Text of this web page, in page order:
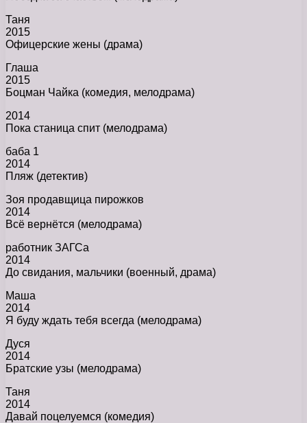
Таня
2015
Офицерские жены (драма)
Глаша
2015
Боцман Чайка (комедия, мелодрама)
2014
Пока станица спит (мелодрама)
баба 1
2014
Пляж (детектив)
Зоя продавщица пирожков
2014
Всё вернётся (мелодрама)
работник ЗАГСа
2014
До свидания, мальчики (военный, драма)
Маша
2014
Я буду ждать тебя всегда (мелодрама)
Дуся
2014
Братские узы (мелодрама)
Таня
2014
Давай поцелуемся (комедия)